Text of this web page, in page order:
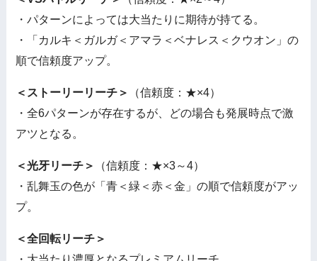
・パターンによっては大当たりに期待が持てる。
・「カルキ＜ガルガ＜アマラ＜ベナレス＜クウオン」の
順で信頼度アップ。
＜ストーリーリーチ＞
（信頼度：★×4）
・全6パターンが存在するが、どの場合も発展時点で激
アツとなる。
＜光牙リーチ＞
（信頼度：★×3～4）
・乱舞玉の色が「青＜緑＜赤＜金」の順で信頼度がアッ
プ。
＜全回転リーチ＞